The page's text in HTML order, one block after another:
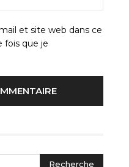
:
et site web dans ce
fois que je